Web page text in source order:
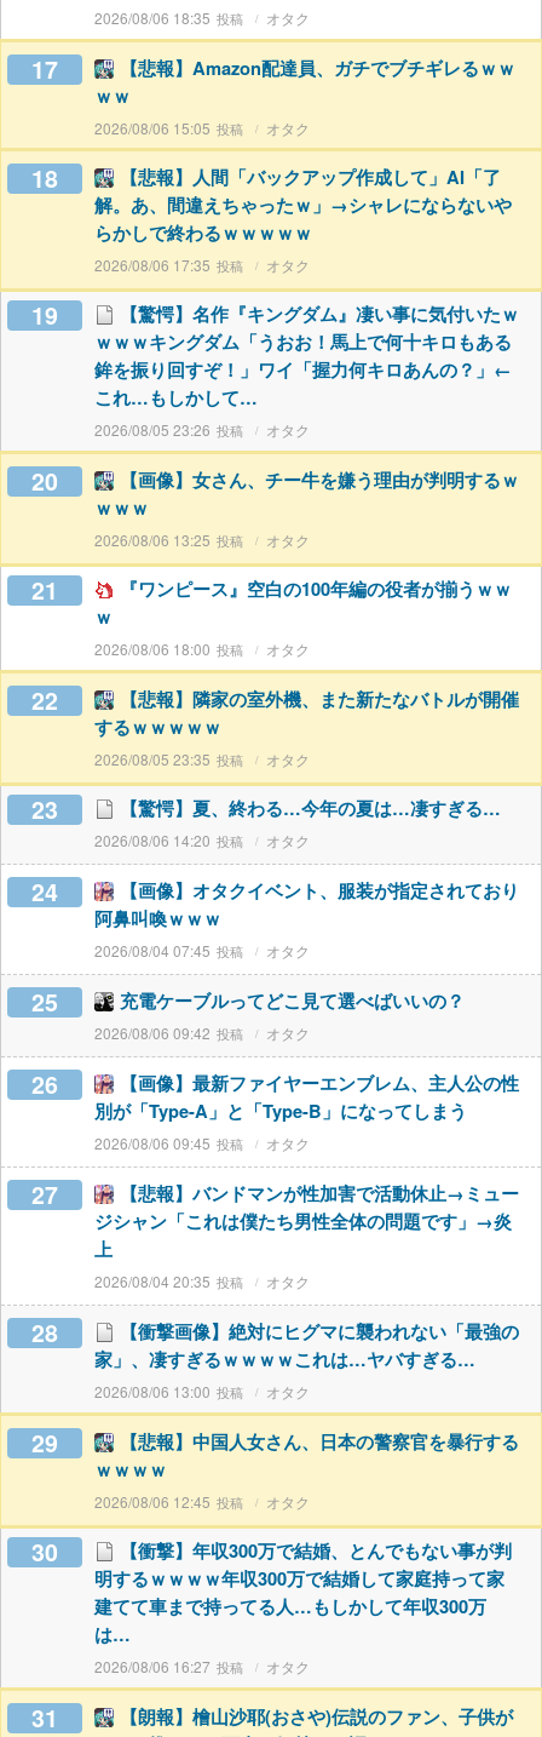
2026/08/06 18:35 オタク
17
【悲報】Amazon配達員、ガチでブチギレるｗｗ
ｗｗ
2026/08/06 15:05 オタク
18
【悲報】人間「バックアップ作成して」AI「了
解。あ、間違えちゃったｗ」→シャレにならないや
らかしで終わるｗｗｗｗｗ
2026/08/06 17:35 オタク
19
【驚愕】名作『キングダム』凄い事に気付いたｗ
ｗｗｗキングダム「うおお！馬上で何十キロもある
鉾を振り回すぞ！」ワイ「握力何キロあんの？」←
これ…もしかして…
2026/08/05 23:26 オタク
20
【画像】女さん、チー牛を嫌う理由が判明するｗ
ｗｗｗ
2026/08/06 13:25 オタク
21
『ワンピース』空白の100年編の役者が揃うｗｗ
ｗ
2026/08/06 18:00 オタク
22
【悲報】隣家の室外機、また新たなバトルが開催
するｗｗｗｗｗ
2026/08/05 23:35 オタク
23 【驚愕】夏、終わる…今年の夏は…凄すぎる…
2026/08/06 14:20 オタク
24
【画像】オタクイベント、服装が指定されており
阿鼻叫喚ｗｗｗ
2026/08/04 07:45 オタク
25 充電ケーブルってどこ見て選べばいいの？
2026/08/06 09:42 オタク
26
【画像】最新ファイヤーエンブレム、主人公の性
別が「Type-A」と「Type-B」になってしまう
2026/08/06 09:45 オタク
27
【悲報】バンドマンが性加害で活動休止→ミュー
ジシャン「これは僕たち男性全体の問題です」→炎
上
2026/08/04 20:35 オタク
28
【衝撃画像】絶対にヒグマに襲われない「最強の
家」、凄すぎるｗｗｗｗこれは…ヤバすぎる…
2026/08/06 13:00 オタク
29
【悲報】中国人女さん、日本の警察官を暴行する
ｗｗｗｗ
2026/08/06 12:45 オタク
30
【衝撃】年収300万で結婚、とんでもない事が判
明するｗｗｗｗ年収300万で結婚して家庭持って家
建てて車まで持ってる人…もしかして年収300万
は…
2026/08/06 16:27 オタク
31
【朗報】檜山沙耶(おさや)伝説のファン、子供が